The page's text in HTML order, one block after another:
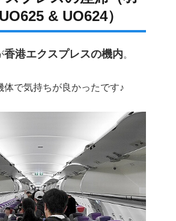
& UO624）
香港エクスプレスの機内。
体で気持ちが良かったです♪